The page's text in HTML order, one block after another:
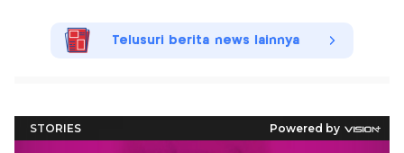
Telusuri berita news lainnya